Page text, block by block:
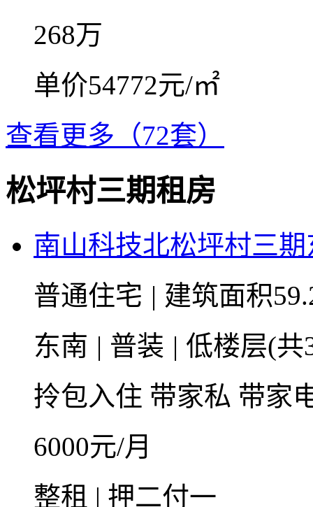
268万
单价54772元/㎡
查看更多（72套）
松坪村三期租房
南山科技北松坪村三
普通住宅 | 建筑面积
东南 | 普装 | 低楼层(
拎包入住 带家私 带家
6000元/月
整租 | 押二付一